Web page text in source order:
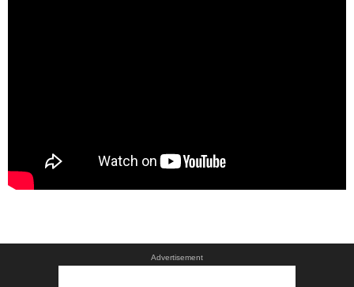
Advertisement